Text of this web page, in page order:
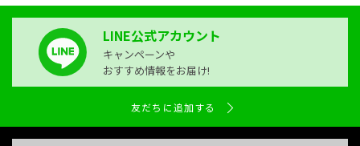
LINE公式アカウント
キャンペーンや
おすすめ情報をお届け!
友だちに追加する